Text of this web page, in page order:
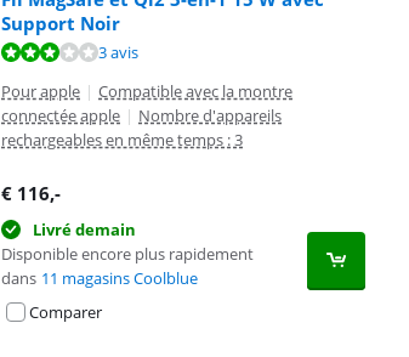
Support Noir
3 avis
Pour apple | Compatible avec la montre
connectée apple | Nombre d'appareils
rechargeables en même temps : 3
€ 116,-
Livré demain
Disponible encore plus rapidement
dans 11 magasins Coolblue
Comparer